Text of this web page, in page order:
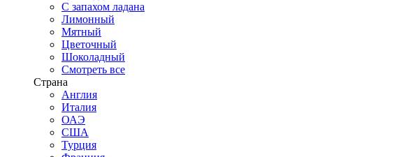
С запахом ладана
Лимонный
Мятный
Цветочный
Шоколадный
Смотреть все
Страна
Англия
Италия
ОАЭ
США
Турция